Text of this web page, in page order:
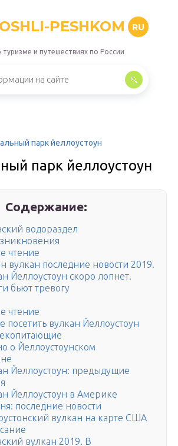
PESHKOM RU
и путешествиях по России
парк йеллоустоун
парк йеллоустоун
Содержание:
водораздел
чтение
вулкан последние новости 2019.
Йеллоустоун скоро лопнет.
бьют тревогу
чтение
посетить вулкан Йеллоустоун
о Йеллоустоунском
Йеллоустоун: предыдущие
Йеллоустоун в Америке
последние новости
вулкан на карте США
вулкан 2019. В